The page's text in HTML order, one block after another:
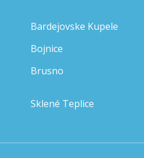
Bardejovske Kupele
Bojnice
Brusno
Sklené Teplice